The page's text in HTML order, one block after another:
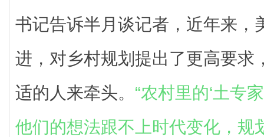
书记告诉半月谈记者，近年来，
进，对乡村规划提出了更高要求
适的人来牵头。 “农村里的‘土专
他们的想法跟不上时代变化，规